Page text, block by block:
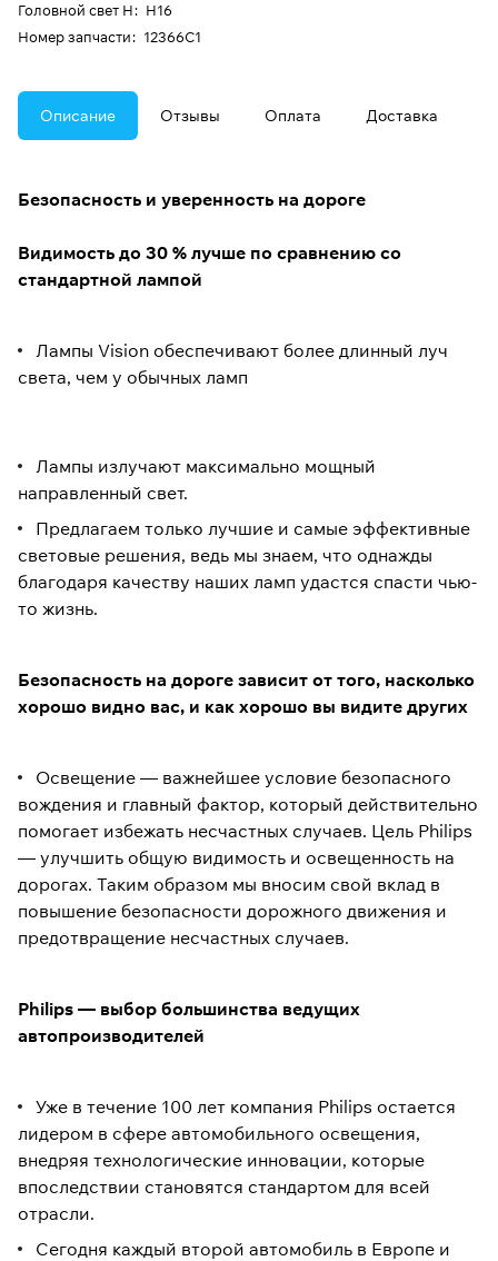
Головной свет H: H16
Номер запчасти: 12366C1
Описание Отзывы Оплата Доставка
Безопасность и уверенность на дороге
Видимость до 30 % лучше по сравнению со
стандартной лампой
Лампы Vision обеспечивают более длинный луч
света, чем у обычных ламп
Лампы излучают максимально мощный
направленный свет.
Предлагаем только лучшие и самые эффективные
световые решения, ведь мы знаем, что однажды
благодаря качеству наших ламп удастся спасти чью-
то жизнь.
Безопасность на дороге зависит от того, насколько
хорошо видно вас, и как хорошо вы видите других
Освещение — важнейшее условие безопасного
вождения и главный фактор, который действительно
помогает избежать несчастных случаев. Цель Philips
— улучшить общую видимость и освещенность на
дорогах. Таким образом мы вносим свой вклад в
повышение безопасности дорожного движения и
предотвращение несчастных случаев.
Philips — выбор большинства ведущих
автопроизводителей
Уже в течение 100 лет компания Philips остается
лидером в сфере автомобильного освещения,
внедряя технологические инновации, которые
впоследствии становятся стандартом для всей
отрасли.
Сегодня каждый второй автомобиль в Европе и